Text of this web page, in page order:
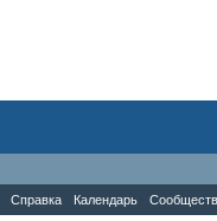
Справка Календарь